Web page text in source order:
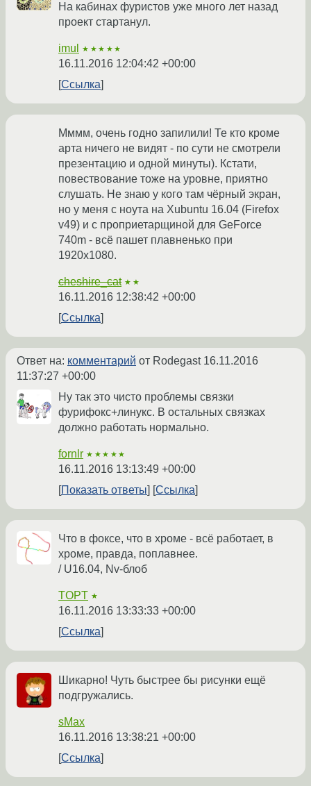
На кабинах фуристов уже много лет назад
проект стартанул.
imul ★★★★★
16.11.2016 12:04:42 +00:00
Ссылка
Мммм, очень годно запилили! Те кто кроме
арта ничего не видят - по сути не смотрели
презентацию и одной минуты). Кстати,
повествование тоже на уровне, приятно
слушать. Не знаю у кого там чёрный экран,
но у меня с ноута на Xubuntu 16.04 (Firefox
v49) и с проприетарщиной для GeForce
740m - всё пашет плавненько при
1920х1080.
cheshire_cat ★★
16.11.2016 12:38:42 +00:00
Ссылка
Ответ на: комментарий от Rodegast 16.11.2016
11:37:27 +00:00
Ну так это чисто проблемы связки
фурифокс+линукс. В остальных связках
должно работать нормально.
fornlr ★★★★★
16.11.2016 13:13:49 +00:00
Показать ответы
Ссылка
Что в фоксе, что в хроме - всё работает, в
хроме, правда, поплавнее.
/ U16.04, Nv-блоб
TOPT ★
16.11.2016 13:33:33 +00:00
Ссылка
Шикарно! Чуть быстрее бы рисунки ещё
подгружались.
sMax
16.11.2016 13:38:21 +00:00
Ссылка